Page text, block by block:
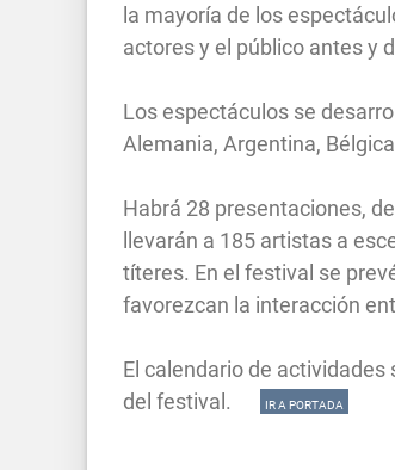
la mayoría de los
actores y el público antes y
Los espectáculos se
Alemania, Argentina,
Habrá 28 presentaciones,
llevarán a 185 artistas a
títeres. En el festival se
favorezcan la interacción
El calendario de
del festival.
IR A PORTADA